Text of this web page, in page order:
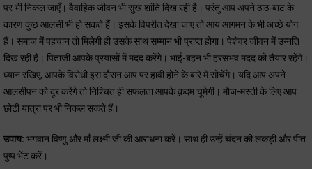
पर भी निकल जाएँ। वैवाहिक जीवन भी सुख शांति दिख रही है। परंतु आप अपने ठाठ-बाट के
कारण कुछ आलसी भी हो सकते हैं। इसके विपरीत देखा जाए तो आय आगमन के भी अच्छे योग
हैं। समाज में पहचान तो मिलेगी ही उसके साथ सम्मान भी प्राप्त होगा। पेशेवर जीवन में उन्नति
दिख रही है। पिताजी आपके प्रयासों में मदद करेंगे। भाई-बहन भी हरसंभव मदद को तैयार रहेंगे।
ध्यान रखिए, आपके विरोधी इस दौरान आप पर हावी होने के बारे में सोचेंगे। यदि आप अपने
आलसीपन को दूर करेंगे तो निश्चित ही सफलता आपके क़दम चूमेगी। मौज-मस्ती के लिए आप
छोटी यात्रा पर भी निकल सकते हैं।
उपाय: भगवान विष्णु और माँ लक्ष्मी जी की आराधना करें। साथ ही उन्हें चंदन की लकड़ी और पीत
पुष्प भेंट करें।